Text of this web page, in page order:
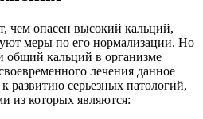
чем опасен высокий кальций,
меры по его нормализации. Но
общий кальций в организме
лечения данное
развитию серьезных патологий,
из которых являются: